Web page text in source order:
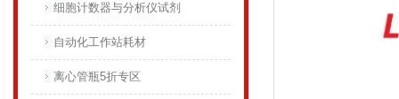
细胞计数器与分析仪试剂
自动化工作站耗材
离心管瓶5折专区